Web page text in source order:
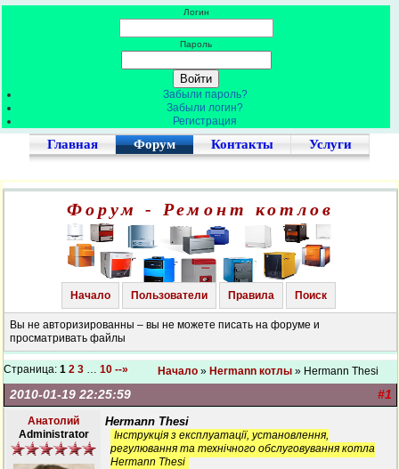
Логин
Пароль
Забыли пароль?
Забыли логин?
Регистрация
Главная Форум Контакты Услуги
Форум - Ремонт котлов
Начало Пользователи Правила Поиск
Вы не авторизированны – вы не можете писать на форуме и
просматривать файлы
Страница: 1 2 3 … 10 --» Начало » Hermann котлы » Hermann Thesi
#1
2010-01-19 22:25:59
Анатолий
Administrator
Hermann Thesi
Інструкція з експлуатації, установлення,
регулювання та технічного обслуговування котла
Hermann Thesi